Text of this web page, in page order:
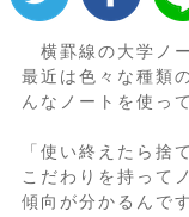
横罫線の大学ノ
最近は色々な種類
んなノートを使っ
「使い終えたら捨
こだわりを持って
傾向が分かるんで